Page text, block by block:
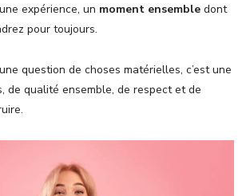
expérience, un moment ensemble dont
pour toujours.
une question de choses matérielles, c’est une
de qualité ensemble, de respect et de